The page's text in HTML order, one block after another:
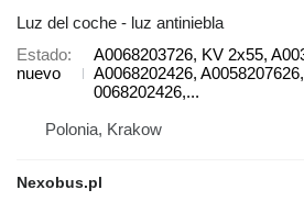
Luz del coche - luz antiniebla
Estado
nuevo
A0068203726, KV 2x55,
A0068202426,
0068202426,...
Polonia, Krakow
Nexobus.pl